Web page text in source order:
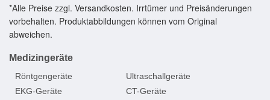
*Alle Preise zzgl. Versandkosten. Irrtümer und Preisänderungen
vorbehalten. Produktabbildungen können vom Original
abweichen.
Medizingeräte
Röntgengeräte
Ultraschallgeräte
EKG-Geräte
CT-Geräte